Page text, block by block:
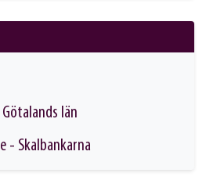
län
- Skalbankarna